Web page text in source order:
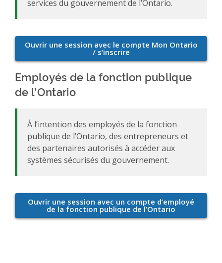
services du gouvernement de l’Ontario.
Employés de la fonction publique
de l’Ontario
À l’intention des employés de la fonction
publique de l’Ontario, des entrepreneurs et
des partenaires autorisés à accéder aux
systèmes sécurisés du gouvernement.